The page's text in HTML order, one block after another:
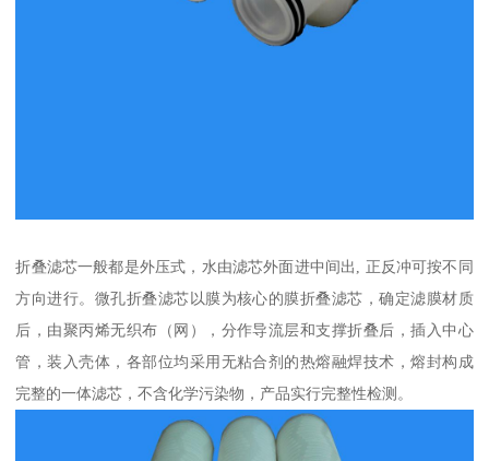
折叠滤芯一般都是外压式，水由滤芯外面进中间出, 正反冲可按不同
方向进行。微孔折叠滤芯以膜为核心的膜折叠滤芯，确定滤膜材质
后，由聚丙烯无织布（网），分作导流层和支撑折叠后，插入中心
管，装入壳体，各部位均采用无粘合剂的热熔融焊技术，熔封构成
完整的一体滤芯，不含化学污染物，产品实行完整性检测。